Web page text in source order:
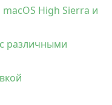
High Sierra и
различными